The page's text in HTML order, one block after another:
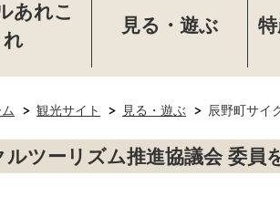
あれこ
れ
見る・遊ぶ
観光サイト 見る・遊ぶ 辰野町サイ
ルツーリズム推進協議会 委員